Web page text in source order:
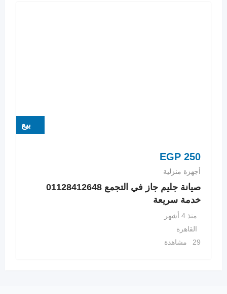
بيع
EGP 250
أجهزة منزلية
صيانة جليم جاز في التجمع 01128412648
خدمة سريعة
منذ 4 أشهر
القاهرة
29 مشاهدة